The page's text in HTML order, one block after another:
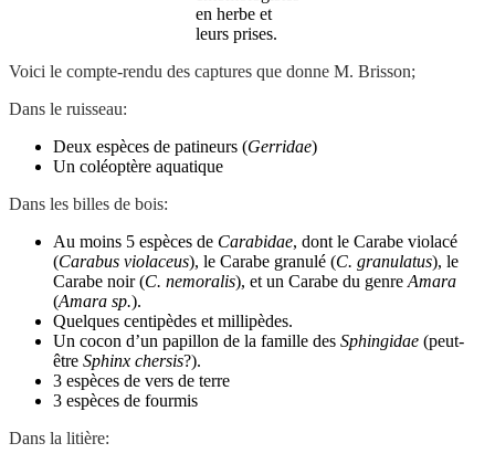
en herbe et
leurs prises.
Voici le compte-rendu des captures que donne M. Brisson;
Dans le ruisseau:
Deux espèces de patineurs (Gerridae)
Un coléoptère aquatique
Dans les billes de bois:
Au moins 5 espèces de Carabidae, dont le Carabe violacé
(Carabus violaceus), le Carabe granulé (C. granulatus), le
Carabe noir (C. nemoralis), et un Carabe du genre Amara
(Amara sp.).
Quelques centipèdes et millipèdes.
Un cocon d’un papillon de la famille des Sphingidae (peut-
être Sphinx chersis?).
3 espèces de vers de terre
3 espèces de fourmis
Dans la litière: